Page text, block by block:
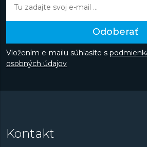
Odoberať
Vložením e-mailu súhlasíte s
osobných údajov
Kontakt